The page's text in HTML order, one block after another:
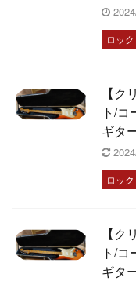
ロック
【
ト/
ギタ
ロック
【
ト/
ギタ